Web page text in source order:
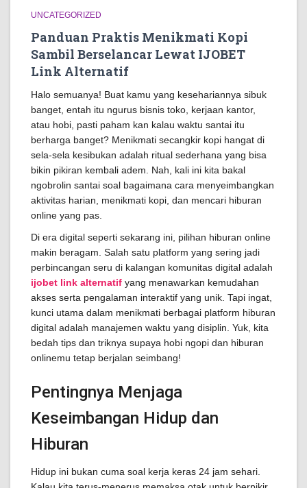
UNCATEGORIZED
Panduan Praktis Menikmati Kopi
Sambil Berselancar Lewat IJOBET
Link Alternatif
Halo semuanya! Buat kamu yang kesehariannya sibuk
banget, entah itu ngurus bisnis toko, kerjaan kantor,
atau hobi, pasti paham kan kalau waktu santai itu
berharga banget? Menikmati secangkir kopi hangat di
sela-sela kesibukan adalah ritual sederhana yang bisa
bikin pikiran kembali adem. Nah, kali ini kita bakal
ngobrolin santai soal bagaimana cara menyeimbangkan
aktivitas harian, menikmati kopi, dan mencari hiburan
online yang pas.
Di era digital seperti sekarang ini, pilihan hiburan online
makin beragam. Salah satu platform yang sering jadi
perbincangan seru di kalangan komunitas digital adalah
ijobet link alternatif yang menawarkan kemudahan
akses serta pengalaman interaktif yang unik. Tapi ingat,
kunci utama dalam menikmati berbagai platform hiburan
digital adalah manajemen waktu yang disiplin. Yuk, kita
bedah tips dan triknya supaya hobi ngopi dan hiburan
onlinemu tetap berjalan seimbang!
Pentingnya Menjaga
Keseimbangan Hidup dan
Hiburan
Hidup ini bukan cuma soal kerja keras 24 jam sehari.